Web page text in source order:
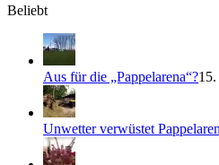
Beliebt
Aus für die „Pappelarena“?
Unwetter verwüstet